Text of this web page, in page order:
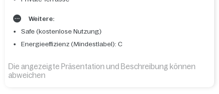
Weitere:
Safe (kostenlose Nutzung)
Energieeffizienz (Mindestlabel): C
Die angezeigte Präsentation und Beschreibung können
abweichen